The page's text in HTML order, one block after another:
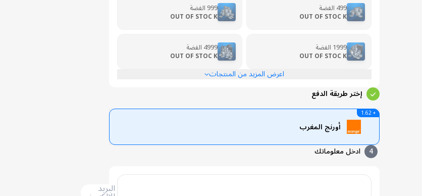
499 الفضة
OUT OF STOC K
999 الفضة
OUT OF STOC K
1999 الفضة
OUT OF STOC K
4999 الفضة
OUT OF STOC K
اعرض المزيد من المنتجات
إختر طريقة الدفع
أورنج المغرب
+ 1.62
4 ادخل معلوماتك
البريد